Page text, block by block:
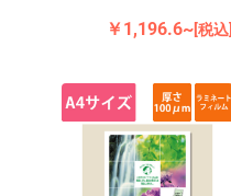
￥1,196.6~[税込]